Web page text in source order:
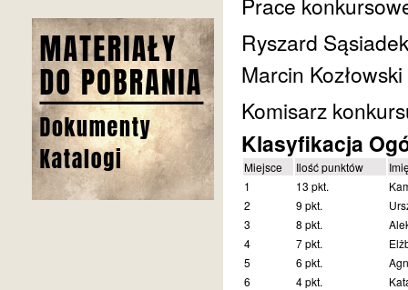
Ryszard Sąsiadek
Marcin Kozłowski
Komisarz
Klasyfikacja
Miejsce Ilość punktów
1
13 pkt.
2
9 pkt.
3
8 pkt.
4
7 pkt.
5
6 pkt.
6
4 pkt.